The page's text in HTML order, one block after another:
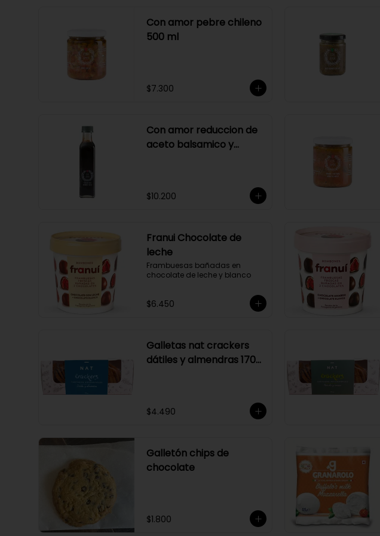
Con amor pebre chileno
500 ml
$7.300
Con amor reduccion de
aceto balsamico y
$10.200
Franui Chocolate de
leche
Frambuesas bañadas en
chocolate de leche y blanco
$6.450
Galletas nat crackers
dátiles y almendras 170
$4.490
Galletón chips de
chocolate
$1.800